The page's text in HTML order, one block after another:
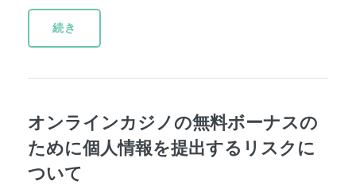
続き
オンラインカジノの無料ボーナスの
ために個人情報を提出するリスクに
ついて